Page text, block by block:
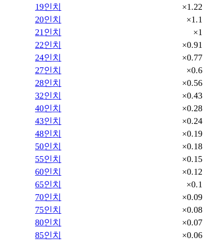
19인치
×1.22
20인치
×1.1
21인치
×1
22인치
×0.91
24인치
×0.77
27인치
×0.6
28인치
×0.56
32인치
×0.43
40인치
×0.28
43인치
×0.24
48인치
×0.19
50인치
×0.18
55인치
×0.15
60인치
×0.12
65인치
×0.1
70인치
×0.09
75인치
×0.08
80인치
×0.07
85인치
×0.06